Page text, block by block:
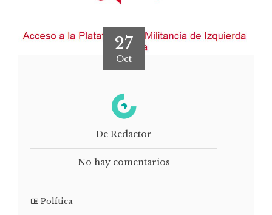
27
Oct
De Redactor
No hay comentarios
Política